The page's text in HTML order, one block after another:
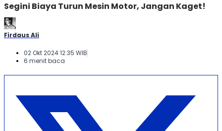
Segini Biaya Turun Mesin Motor, Jangan Kaget!
Firdaus Ali
02 Okt 2024 12:35 WIB
6 menit baca